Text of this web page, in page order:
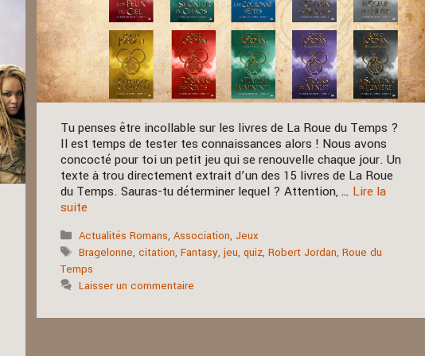
Tu penses être incollable sur les livres de La Roue du Temps ?
Il est temps de tester tes connaissances alors ! Nous avons
concocté pour toi un petit jeu qui se renouvelle chaque jour. Un
texte à trou directement extrait d’un des 15 livres de La Roue
du Temps. Sauras-tu déterminer lequel ? Attention, … Lire la
suite
Catégories
Actualités Romans,Association, Jeux
Étiquettes
Bragelonne,citation,Fantasy,jeu,quiz,Robert Jordan,Roue du
Temps
Laisser un commentaire